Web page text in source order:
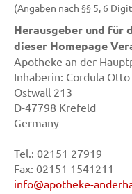
(Angaben nach §§ 5, 6
Herausgeber und für
dieser Homepage
Apotheke an der
Inhaberin: Cordula Otto
Ostwall 213
D-47798 Krefeld
Germany
Tel.: 02151 27919
Fax: 02151 1541211
info@apotheke-